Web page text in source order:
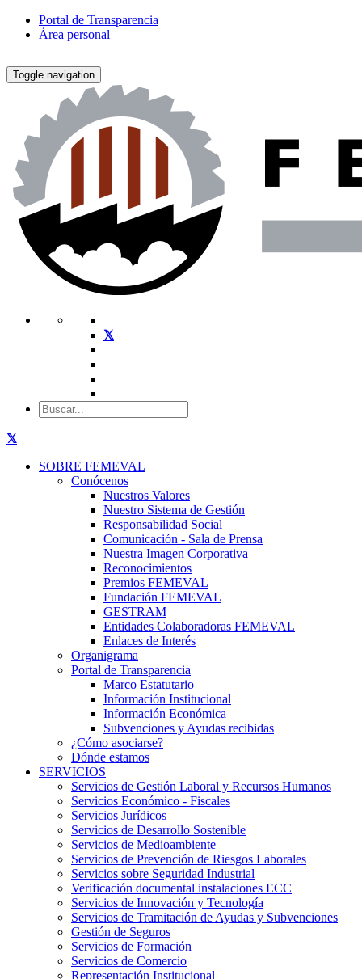
Portal de Transparencia
Área personal
Toggle navigation
SOBRE FEMEVAL
Conócenos
Nuestros Valores
Nuestro Sistema de Gestión
Responsabilidad Social
Comunicación - Sala de Prensa
Nuestra Imagen Corporativa
Reconocimientos
Premios FEMEVAL
Fundación FEMEVAL
GESTRAM
Entidades Colaboradoras FEMEVAL
Enlaces de Interés
Organigrama
Portal de Transparencia
Marco Estatutario
Información Institucional
Información Económica
Subvenciones y Ayudas recibidas
¿Cómo asociarse?
Dónde estamos
SERVICIOS
Servicios de Gestión Laboral y Recursos Humanos
Servicios Económico - Fiscales
Servicios Jurídicos
Servicios de Desarrollo Sostenible
Servicios de Medioambiente
Servicios de Prevención de Riesgos Laborales
Servicios sobre Seguridad Industrial
Verificación documental instalaciones ECC
Servicios de Innovación y Tecnología
Servicios de Tramitación de Ayudas y Subvenciones
Gestión de Seguros
Servicios de Formación
Servicios de Comercio
Representación Institucional